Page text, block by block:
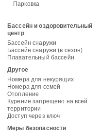
Парковка
Бассейн и оздоровительный
центр
Бассейн снаружи
Бассейн снаружи (в сезон)
Плавательный бассейн
Другое
Номера для некурящих
Номера для семей
Отопление
Курение запрещено на всей
территории
Доступ через ключ
Меры безопасности